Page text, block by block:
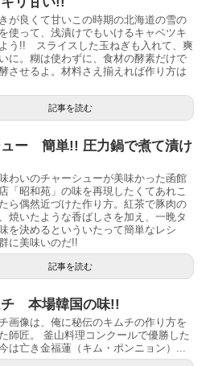
が良くて甘いこの時期の北海道の雪の
使って、浅漬けでもいけるキャベツキ
う!! スライスした玉ねぎも入れて、爽
に。糊は使わずに、食材の酵素だけで
させるよ。材料さえ揃えれば作り方は
記事を読む
ー 簡単!! 圧力鍋で煮て漬け
わいのチャーシューが美味かった函館
「昭和苑」の味を再現したくてあれこ
ら偶然近づけた作り方。紅茶で豚肉の
焼いたような香ばしさを加え、一晩タ
を決めるといういたって簡単なレシ
に美味いのだ!!
記事を読む
チ 本場韓国の味!!
画像は、俺に秘伝のキムチの作り方を
師匠。 釜山料理コンクールで優勝した
は亡き金福蓮（キム・ポンニョン）...